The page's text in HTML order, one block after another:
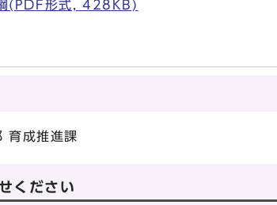
(PDF形式, 428KB)
育成推進課
ください